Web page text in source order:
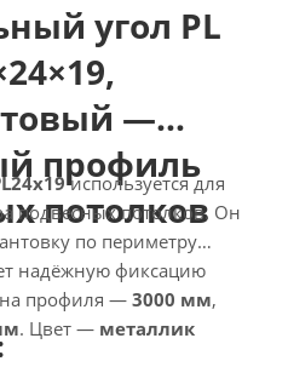
угол PL
—
профиль
потолков
используется для
подвесных потолков. Он
по периметру
надёжную фиксацию
профиля — 3000 мм,
. Цвет — металлик